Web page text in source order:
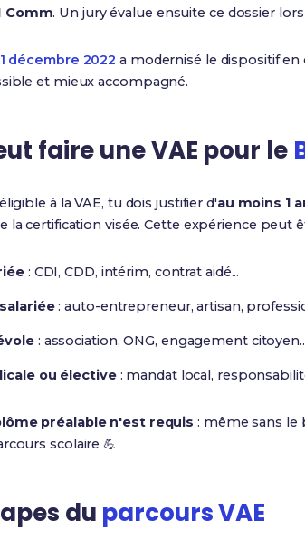
Comm. Un jury évalue ensuite ce dossier
décembre 2022 a modernisé le dispositif
et mieux accompagné.
faire une VAE pour le
à la VAE, tu dois justifier d'au moins 1
la certification visée. Cette expérience peut
: CDI, CDD, intérim, contrat aidé...
: auto-entrepreneur, artisan,
: association, ONG, engagement
ou élective: mandat local,
préalable n'est requis : même sans le
scolaire 💪
du parcours VAE